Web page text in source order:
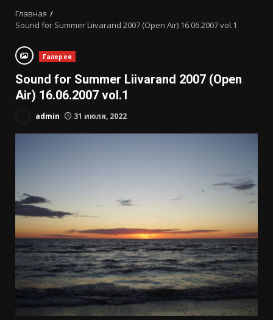
Главная
Sound for Summer Liivarand 2007 (Open Air) 16.06.2007 vol.1
Галерея
Sound for Summer Liivarand 2007 (Open
Air) 16.06.2007 vol.1
admin 31 июля, 2022